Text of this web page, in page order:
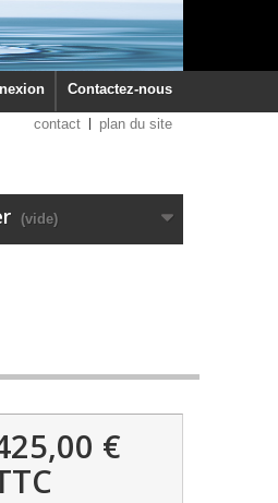
Contactez-nous
contact plan du site
(vide)
€